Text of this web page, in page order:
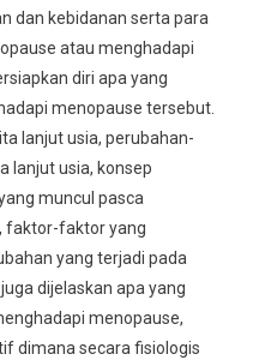
dan kebidanan serta para
atau menghadapi
diri apa yang
menopause tersebut.
lanjut usia, perubahan-
lanjut usia, konsep
muncul pasca
faktor-faktor yang
yang terjadi pada
dijelaskan apa yang
menopause,
dimana secara fisiologis